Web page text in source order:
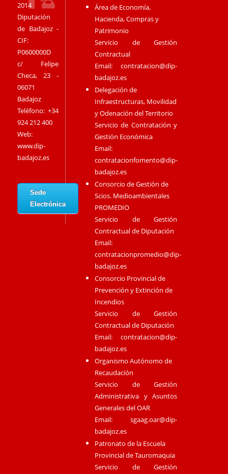
2014
Diputación
de Badajoz -
CIF:
P0600000D
c/ Felipe
Checa, 23 -
06071
Badajoz
Teléfono: +34
924 212 400
Web:
www.dip-
badajoz.es
Sede
Electrónica
Área de Economía,
Hacienda, Compras y
Patrimonio
Servicio de Gestión
Contractual
Email:contratacion@dip-
badajoz.es
Delegación de
Infraestructuras, Movilidad
y Odenación del Territorio
Servicio de Contratación y
Gestión Económica
Email:
contratacionfomento@dip-
badajoz.es
Consorcio de Gestión de
Scios. Medioambientales
PROMEDIO
Servicio de Gestión
Contractual de Diputación
Email:
contratacionpromedio@dip-
badajoz.es
Consorcio Provincial de
Prevención y Extinción de
Incendios
Servicio de Gestión
Contractual de Diputación
Email:contratacion@dip-
badajoz.es
Organismo Autónomo de
Recaudación
Servicio de Gestión
Administrativa y Asuntos
Generales del OAR
Email:sgaag.oar@dip-
badajoz.es
Patronato de la Escuela
Provincial de Tauromaquia
Servicio de Gestión